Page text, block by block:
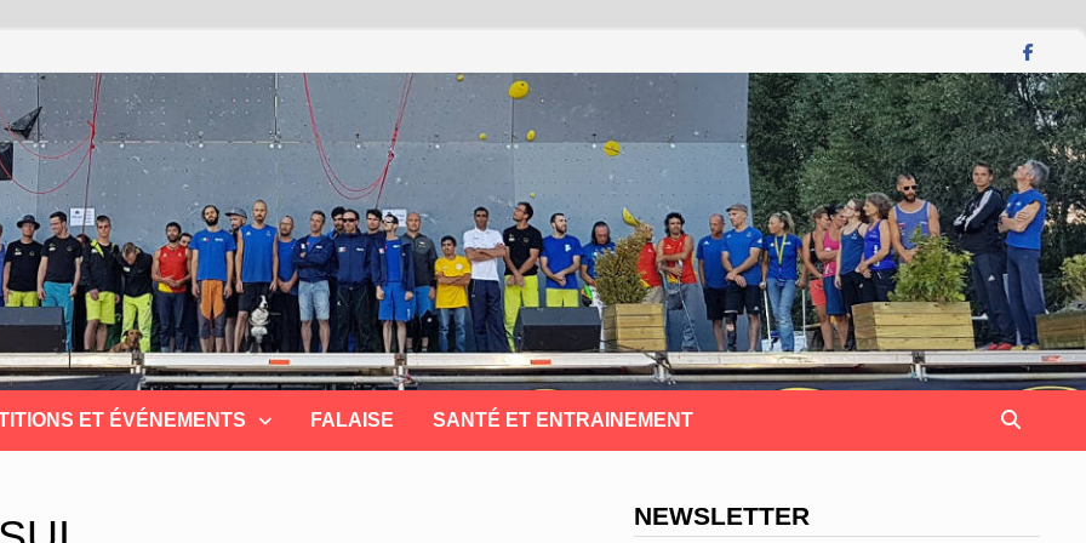
ET ÉVÉNEMENTS FALAISE SANTÉ ET ENTRAINEMENT
NEWSLETTER